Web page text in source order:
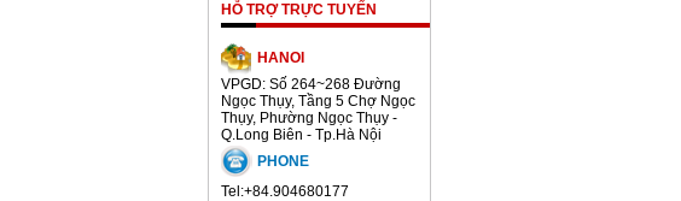
HỖ TRỢ TRỰC TUYẾN
HANOI
VPGD: Số 264~268 Đường
Ngọc Thụy, Tầng 5 Chợ Ngọc
Thụy, Phường Ngọc Thụy -
Q.Long Biên - Tp.Hà Nội
PHONE
Tel:+84.904680177